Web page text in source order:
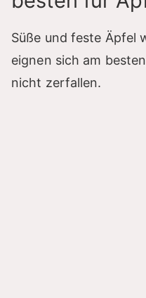
Süße und feste Äpfel
eignen sich am
nicht zerfallen.